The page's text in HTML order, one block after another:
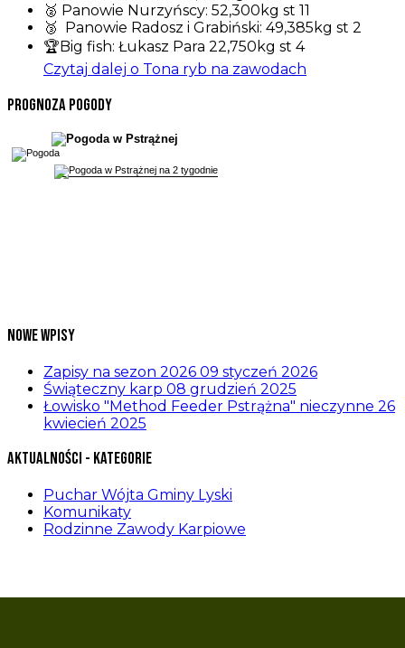
🥈 Panowie Nurzyńscy: 52,300kg st 11
🥉 Panowie Radosz i Grabiński: 49,385kg st 2
🏆Big fish: Łukasz Para 22,750kg st 4
Czytaj dalej o Tona ryb na zawodach
Prognoza pogody
Nowe wpisy
Zapisy na sezon 2026 09 styczeń 2026
Świąteczny karp 08 grudzień 2025
Łowisko "Method Feeder Pstrążna" nieczynne 26
kwiecień 2025
Aktualności - kategorie
Puchar Wójta Gminy Lyski
Komunikaty
Rodzinne Zawody Karpiowe